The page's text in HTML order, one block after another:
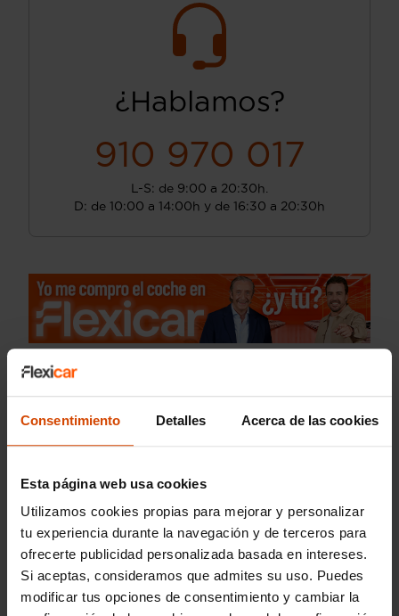
Consentimiento Detalles Acerca de las cookies
Esta página web usa cookies
Utilizamos cookies propias para mejorar y personalizar
tu experiencia durante la navegación y de terceros para
ofrecerte publicidad personalizada basada en intereses.
Si aceptas, consideramos que admites su uso. Puedes
modificar tus opciones de consentimiento y cambiar la
¿Hablamos?
910 970 017
L-S: de 9:00 a 20:30h.
D: de 10:00 a 14:00h y de 16:30 a 20:30h